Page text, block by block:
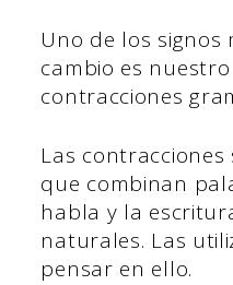
Uno de los signos
cambio es
contracciones
Las
que combinan
habla y la
naturales. Las
pensar en ello.